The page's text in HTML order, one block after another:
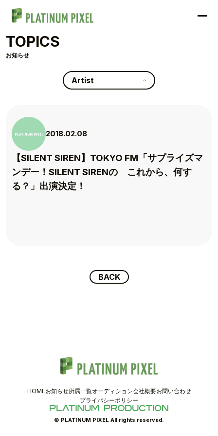
TOP
SCHEDULE
COMPANY
PIXEL SHOP
CONTACT
TOPICS
お知らせ
Artist
2018.02.08
【SILENT SIREN】TOKYO FM「サプライズマ
ンデー！SILENT SIRENの これから、何す
る？」出演決定！
BACK
HOMEお知らせ所属一覧オーディション会社概要お問い合わせ
プライバシーポリシー
© PLATINUM PIXEL All rights reserved.